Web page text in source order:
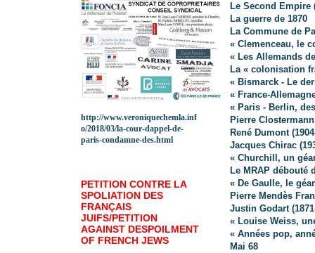
Le Second Empire
La guerre de 1870
La Commune de
« Clemenceau, le
« Les Allemands
La « colonisation
« Bismarck - Le
« France-
« Paris - Berlin,
Pierre Clostermann
René Dumont
Jacques Chirac
« Churchill, un
Le MRAP débouté
« De Gaulle, le
Pierre Mendès
Justin Godart
« Louise Weiss,
« Années pop,
Mai 68
http://www.veroniquechemla.inf
o/2018/03/la-cour-dappel-de-
paris-condamne-des.html
PETITION CONTRE LA
SPOLIATION DES
FRANÇAIS
JUIFS/PETITION
AGAINST DESPOILMENT
OF FRENCH JEWS